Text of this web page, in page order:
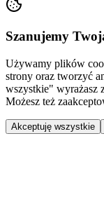
Szanujemy
Używamy plików
strony oraz tworzyć
wszystkie" wyrażasz
Możesz też
Akceptuję wszystkie